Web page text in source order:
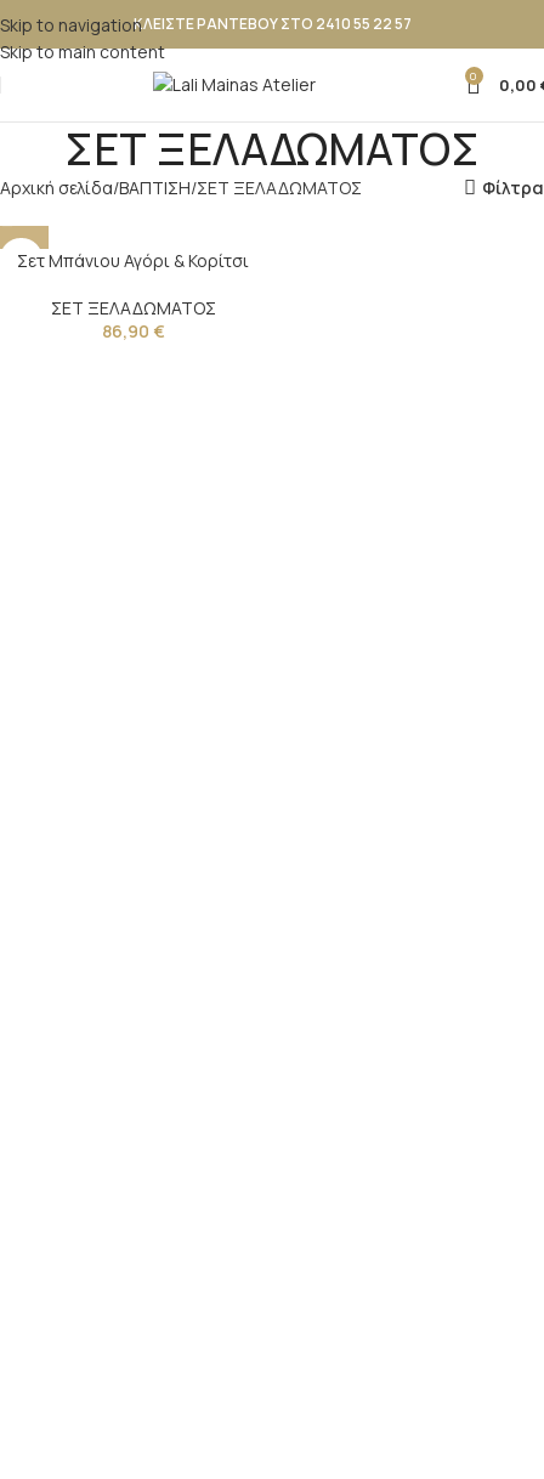
Skip to navigation
Skip to main content
ΚΛΕΙΣΤΕ ΡΑΝΤΕΒΟΥ ΣΤΟ 2410 55 22 57
0 0,00
ΣΕΤ ΞΕΛΑΔΩΜΑΤΟΣ
Αρχική σελίδα ΒΑΠΤΙΣΗ ΣΕΤ ΞΕΛΑΔΩΜΑΤΟΣ Φίλτρα
Σετ Μπάνιου Αγόρι & Κορίτσι
ΣΕΤ ΞΕΛΑΔΩΜΑΤΟΣ
86,90 €